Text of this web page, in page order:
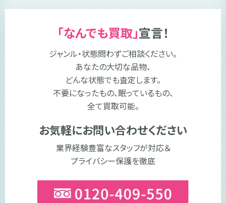
「なんでも買取」宣言！
ジャンル・状態問わずご相談ください。
あなたの大切な品物、
どんな状態でも査定します。
不要になったもの、眠っているもの、
全て買取可能。
お気軽にお問い合わせください
業界経験豊富なスタッフが対応＆
プライバシー保護を徹底